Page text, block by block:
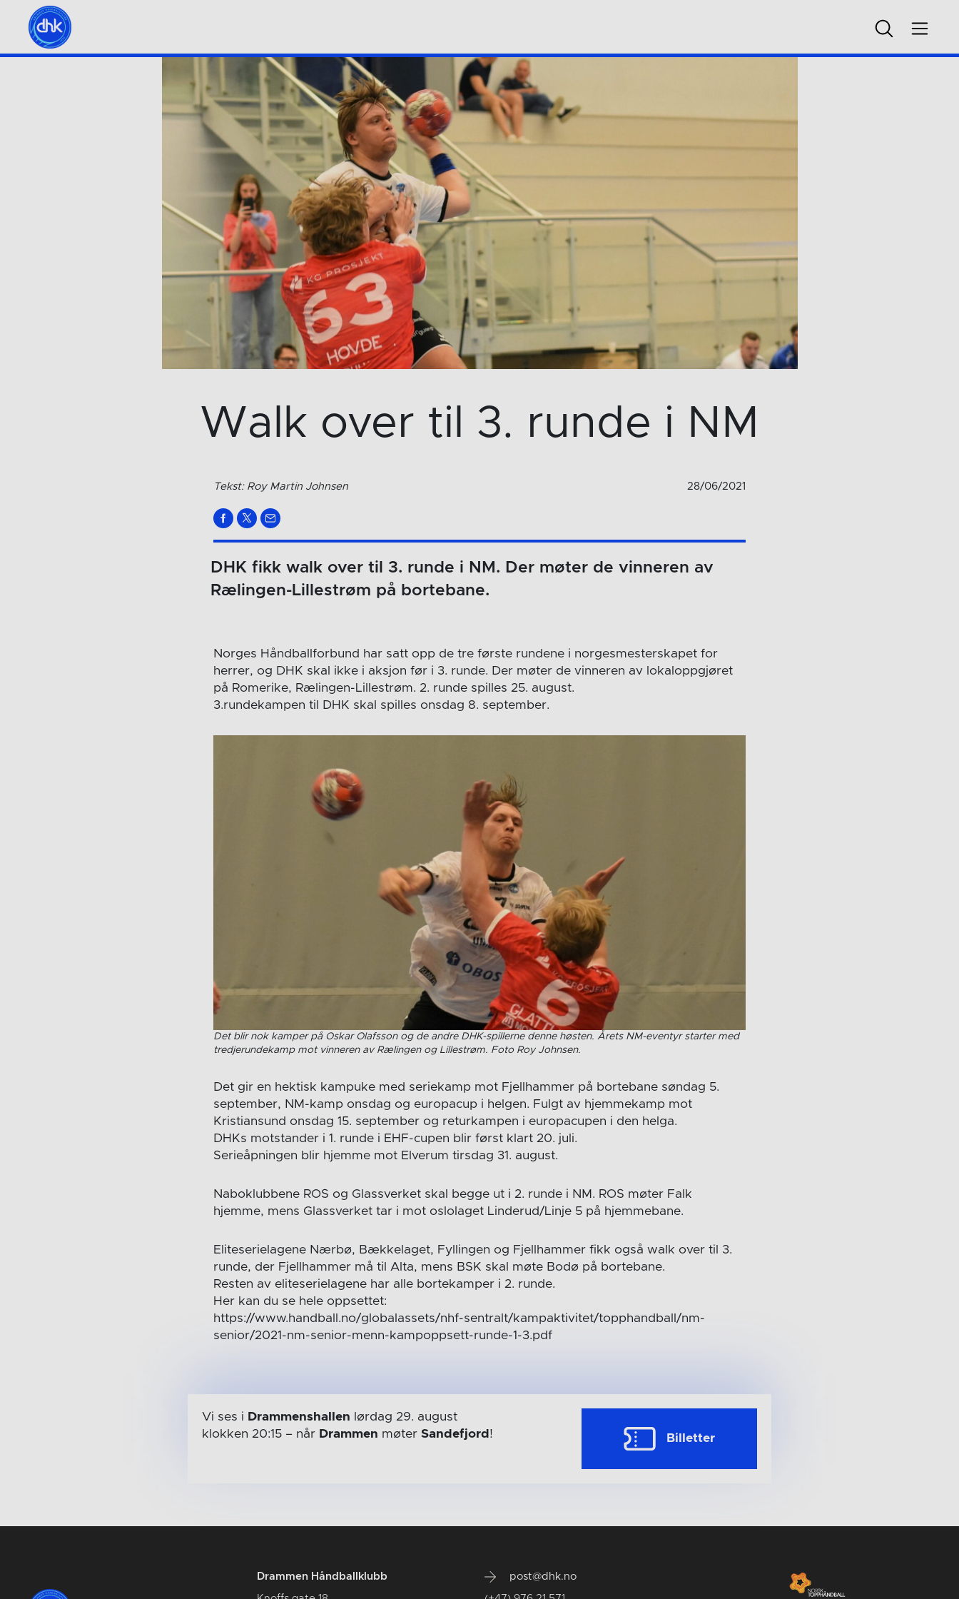
Walk over til 3. runde i NM
Tekst: Roy Martin Johnsen 28/06/2021
DHK fikk walk over til 3. runde i NM. Der møter de vinneren av
Rælingen-Lillestrøm på bortebane.
Norges Håndballforbund har satt opp de tre første rundene i norgesmesterskapet for
herrer, og DHK skal ikke i aksjon før i 3. runde. Der møter de vinneren av lokaloppgjøret
på Romerike, Rælingen-Lillestrøm. 2. runde spilles 25. august.
3.rundekampen til DHK skal spilles onsdag 8. september.
Det blir nok kamper på Oskar Olafsson og de andre DHK-spillerne denne høsten. Årets NM-eventyr starter med
tredjerundekamp mot vinneren av Rælingen og Lillestrøm. Foto Roy Johnsen.
Det gir en hektisk kampuke med seriekamp mot Fjellhammer på bortebane søndag 5.
september, NM-kamp onsdag og europacup i helgen. Fulgt av hjemmekamp mot
Kristiansund onsdag 15. september og returkampen i europacupen i den helga.
DHKs motstander i 1. runde i EHF-cupen blir først klart 20. juli.
Serieåpningen blir hjemme mot Elverum tirsdag 31. august.
Naboklubbene ROS og Glassverket skal begge ut i 2. runde i NM. ROS møter Falk
hjemme, mens Glassverket tar i mot oslolaget Linderud/Linje 5 på hjemmebane.
Eliteserielagene Nærbø, Bækkelaget, Fyllingen og Fjellhammer fikk også walk over til 3.
runde, der Fjellhammer må til Alta, mens BSK skal møte Bodø på bortebane.
Resten av eliteserielagene har alle bortekamper i 2. runde.
Her kan du se hele oppsettet:
https://www.handball.no/globalassets/nhf-sentralt/kampaktivitet/topphandball/nm-
senior/2021-nm-senior-menn-kampoppsett-runde-1-3.pdf
Vi ses i Drammenshallen lørdag 29. august
klokken 20:15– når Drammen møter Sandefjord ! Billetter
Drammen Håndballklubb post@dhk.no